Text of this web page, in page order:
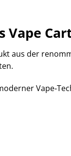
Vape
aus der